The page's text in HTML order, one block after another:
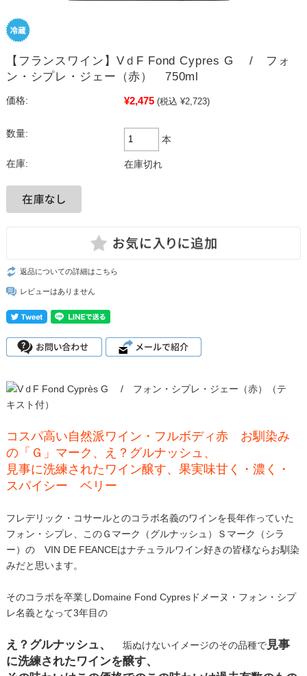
【フランスワイン】VｄF Fond Cypres G / フォ
ン・シプレ・ジェー（赤） 750ml
価格: ¥2,475 (税込 ¥2,723)
数量:
本
在庫: 在庫切れ
返品についての詳細はこちら
レビューはありません
コスパ高い自然派ワイン・フルボディ赤 お馴染み
の「Ｇ」マーク、え？グルナッシュ、
見事に洗練されたワイン醸す、果実味甘く・濃く・
スパイシー ベリー
フレデリック・コサールとのコラボ名義のワインを長年作っていた
フォン・シプレ、このＧマーク（グルナッシュ）Ｓマーク（シラ
ー）の VIN DE FEANCEはナチュラルワイン好きの皆様ならお馴染
みだと思います。
そのコラボを卒業しDomaine Fond Cypresドメーヌ・フォン・シプ
レ名義となって3年目の
え？グルナッシュ、 垢ぬけないイメージのその品種で見事
に洗練されたワインを醸す、